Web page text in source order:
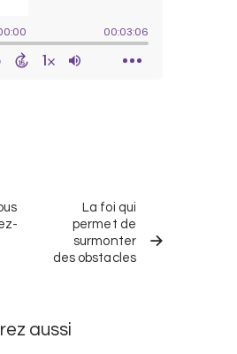
La foi qui
permet de
surmonter
des obstacles
aussi